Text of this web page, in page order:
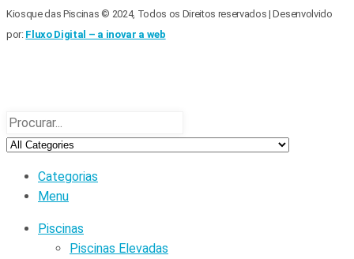
Kiosque das Piscinas © 2024, Todos os Direitos reservados | Desenvolvido
por: Fluxo Digital – a inovar a web
Categorias
Menu
Piscinas
Piscinas Elevadas